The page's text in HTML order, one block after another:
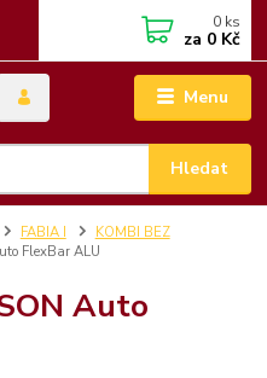
Menu
Hledat
0 ks
za 0 Kč
FABIA I
KOMBI BEZ
FlexBar ALU
Auto